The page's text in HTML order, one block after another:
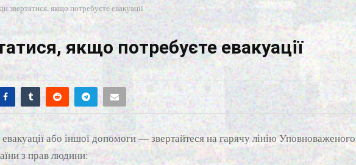
звертатися, якщо потребуєте евакуації
якщо потребуєте евакуації
або іншої допомоги — звертайтеся на гарячу лінію Уповноваженого
з прав людини: